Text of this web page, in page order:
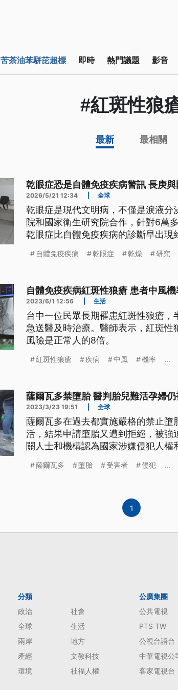
苦茶油苯駢芘超標 即時 熱門議題 影音
#紅斑性狼
最新 最相關
乾眼症恐是自體免疫疾病警訊 長庚
2026/5/21 12:34 全球
乾眼症是現代文明病，不僅是淚液
院和國家衛生研究院合作，針對6萬
乾眼症比自體免疫疾病的診斷早出現
自體免疫疾病 乾眼症 乾燥 研究
自體免疫疾病紅斑性狼瘡 患者中風
2023/6/1 12:56 生活
台中一位民眾長期罹患紅斑性狼瘡
急送醫及時治療。醫師表示，紅斑
風險是正常人的8倍。
紅斑性狼瘡 疾病 中風 機率 ...
薩爾瓦多禁墮胎 醫判胎兒難活孕婦
2023/3/23 19:51 全球
薩爾瓦多在過去都實施嚴格的禁止
活，結果申請墮胎又遭到拒絕，被
關人士和機構認為國家涉嫌侵犯人
薩爾瓦多 墮胎 受害者 侵犯 ...
1
分類
政治
社會
全球
生活
兩岸
地方
產經
文教科技
環境
社福人權
公廣集團
公共電視
PTS TW
公視台語台
中華電視公
客家電視台